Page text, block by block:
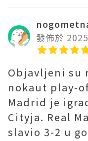
發佈於
Objavljeni su
nokaut play-
Madrid je
Cityja. Real
slavio 3-2 u